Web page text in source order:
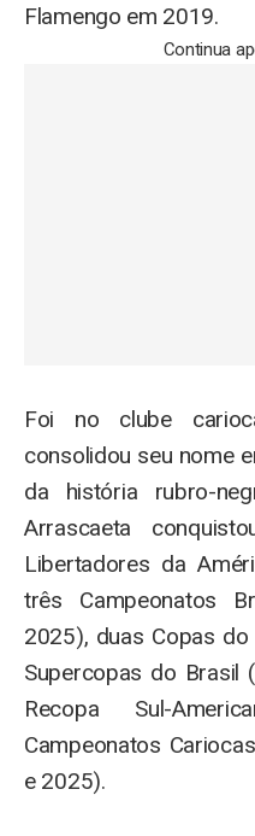
Flamengo em 2019.
Continua
Foi no clube
consolidou seu nome
da história rubro-
Arrascaeta
Libertadores da
três Campeonatos
2025), duas Copas
Supercopas do Brasil
Recopa Sul-
Campeonatos
e 2025).